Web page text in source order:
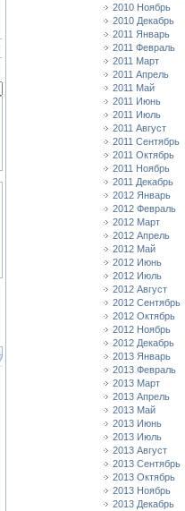
2010 Ноябрь
2010 Декабрь
2011 Январь
2011 Февраль
2011 Март
2011 Апрель
2011 Май
2011 Июнь
2011 Июль
2011 Август
2011 Сентябрь
2011 Октябрь
2011 Ноябрь
2011 Декабрь
2012 Январь
2012 Февраль
2012 Март
2012 Апрель
2012 Май
2012 Июнь
2012 Июль
2012 Август
2012 Сентябрь
2012 Октябрь
2012 Ноябрь
2012 Декабрь
2013 Январь
2013 Февраль
2013 Март
2013 Апрель
2013 Май
2013 Июнь
2013 Июль
2013 Август
2013 Сентябрь
2013 Октябрь
2013 Ноябрь
2013 Декабрь